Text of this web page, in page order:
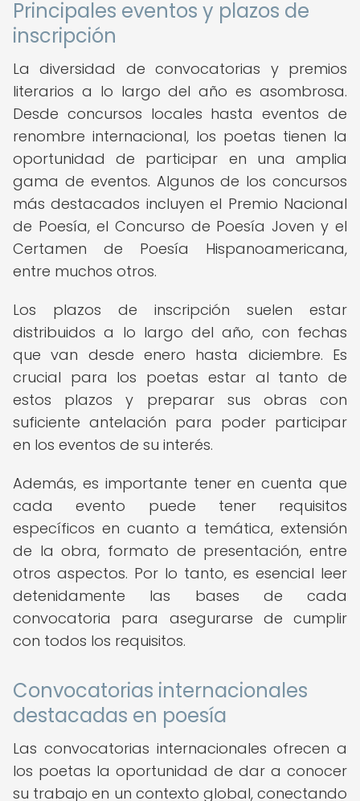
Principales eventos y plazos de
inscripción
La diversidad de convocatorias y premios
literarios a lo largo del año es asombrosa.
Desde concursos locales hasta eventos de
renombre internacional, los poetas tienen la
oportunidad de participar en una amplia
gama de eventos. Algunos de los concursos
más destacados incluyen el Premio Nacional
de Poesía, el Concurso de Poesía Joven y el
Certamen de Poesía Hispanoamericana,
entre muchos otros.
Los plazos de inscripción suelen estar
distribuidos a lo largo del año, con fechas
que van desde enero hasta diciembre. Es
crucial para los poetas estar al tanto de
estos plazos y preparar sus obras con
suficiente antelación para poder participar
en los eventos de su interés.
Además, es importante tener en cuenta que
cada evento puede tener requisitos
específicos en cuanto a temática, extensión
de la obra, formato de presentación, entre
otros aspectos. Por lo tanto, es esencial leer
detenidamente las bases de cada
convocatoria para asegurarse de cumplir
con todos los requisitos.
Convocatorias internacionales
destacadas en poesía
Las convocatorias internacionales ofrecen a
los poetas la oportunidad de dar a conocer
su trabajo en un contexto global, conectando